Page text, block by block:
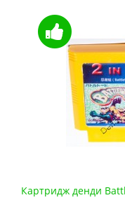
Картридж денди